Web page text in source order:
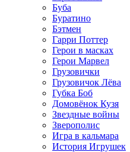
Буба
Буратино
Бэтмен
Гарри Поттер
Герои в масках
Герои Марвел
Грузовички
Грузовичок Лёва
Губка Боб
Домовёнок Кузя
Звездные войны
Зверополис
Игра в кальмара
История Игрушек